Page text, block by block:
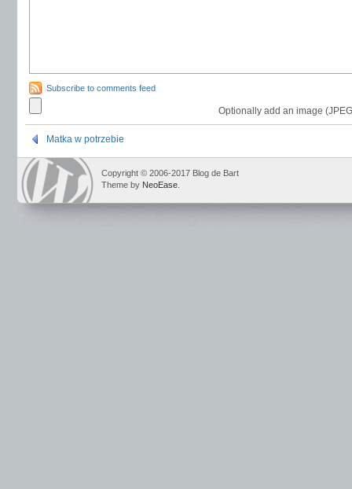
Subscribe to comments feed
Optionally add an image
Matka w potrzebie
Copyright © 2006-2017 Blog de Bart
Theme by NeoEase